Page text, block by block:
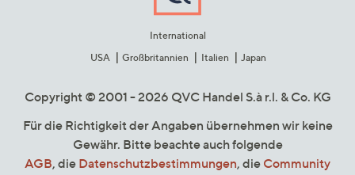
International
USA
Großbritannien Italien Japan
Copyright © 2001 - 2026 QVC Handel S.à r.l. & Co. KG
Für die Richtigkeit der Angaben übernehmen wir keine
Gewähr. Bitte beachte auch folgende
AGB, die Datenschutzbestimmungen, die Community